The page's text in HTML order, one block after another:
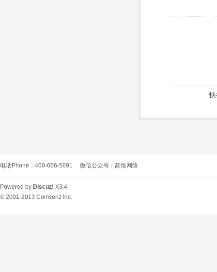
电话Phone：400-666-5691 微信公众号：高恪网络
Powered by Discuz! X3.4
© 2001-2013 Comsenz Inc.